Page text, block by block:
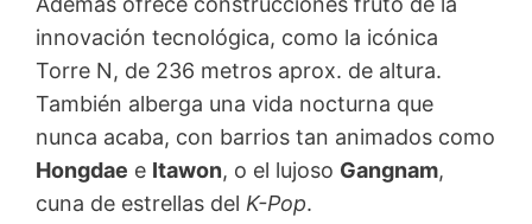
innovación tecnológica, como la icónica
Torre N, de 236 metros aprox. de altura.
También alberga una vida nocturna que
nunca acaba, con barrios tan animados como
Hongdae e Itawon, o el lujoso Gangnam,
cuna de estrellas del K-Pop.